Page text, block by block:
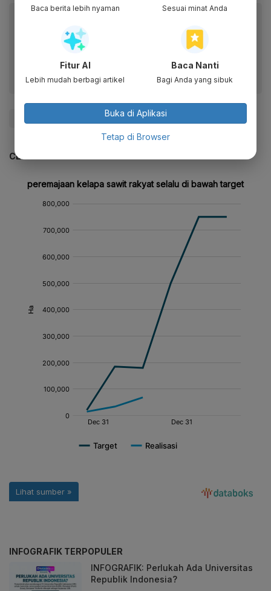
Baca artikel ini lewat aplikasi mobile.
Dapatkan pengalaman membaca lebih nyaman dan nikmati
fitur menarik lainnya lewat aplikasi mobile Katadata.
#Moratoriumsawit2019
CEK JUGA DATA INI
INFOGRAFIK TERPOPULER
INFOGRAFIK: Perlukah Ada Universitas
Republik Indonesia?
Baca berita lebih nyaman Sesuai minat Anda
Fitur AI
Lebih mudah berbagi artikel
Baca Nanti
Bagi Anda yang sibuk
Buka di Aplikasi
Tetap di Browser